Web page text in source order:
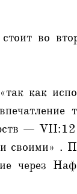
во
как
—
своими» .
через